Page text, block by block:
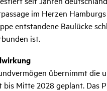
im Herzen
entstandene Baulücke
ist.
übernimmt die
bis Mitte 2028 geplant. Das